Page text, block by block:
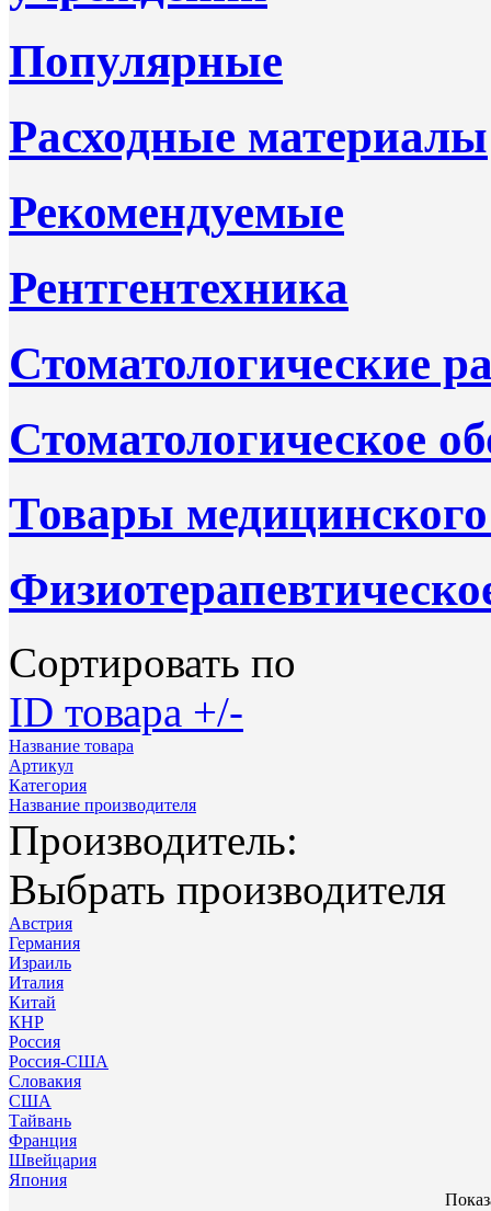
Популярные
Расходные материалы
Рекомендуемые
Рентгентехника
Стоматологические
Стоматологическое
Товары
Сортировать по
ID товара +/-
Название товара
Артикул
Категория
Название производителя
Производитель:
Выбрать производителя
Австрия
Германия
Израиль
Италия
Китай
КНР
Россия
Россия-США
Словакия
США
Тайвань
Франция
Швейцария
Япония